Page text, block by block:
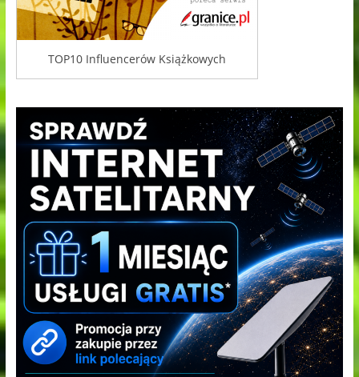
TOP10 Influencerów Książkowych